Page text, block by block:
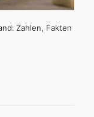
Zahlen, Fakten